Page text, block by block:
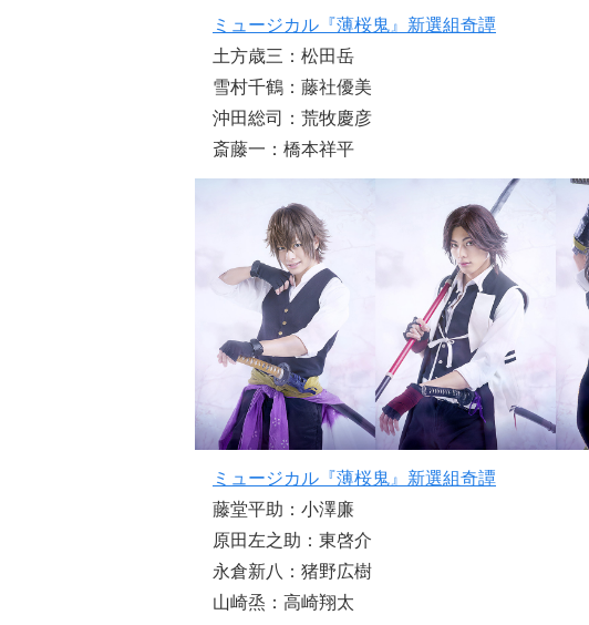
ミュージカル『薄桜鬼』新選組奇譚
土方歳三：松田岳
雪村千鶴：藤社優美
沖田総司：荒牧慶彦
斎藤一：橋本祥平
ミュージカル『薄桜鬼』新選組奇譚
藤堂平助：小澤廉
原田左之助：東啓介
永倉新八：猪野広樹
山崎烝：高崎翔太